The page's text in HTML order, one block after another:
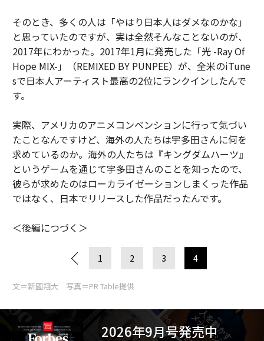
そのとき、多くの人は「やはり日本人はダメなのかな」
と思っていたのですが、実は全然そんなことないのが、
2017年にわかった。2017年1月に発売した「光 -Ray Of
Hope MIX-」（REMIXED BY PUNPEE）が、全米のiTune
sで日本人アーティスト最高の2位にランクインしたんで
す。
実際、アメリカのアニメコンベンションに行って気づい
たことなんですけど、海外の人たちは宇多田さんに何を
求めているのか。海外の人たちは『キングダムハーツ』
というゲームを通じて宇多田さんのことを知ったので、
彼らが求めたのはローカライゼーションしまくった作品
ではなく、日本でリリースした作品だったんです。
＜後編につづく＞
1 2 3 4
文＝新國翔大 写真＝PR Table提供
2026年9月号発売中